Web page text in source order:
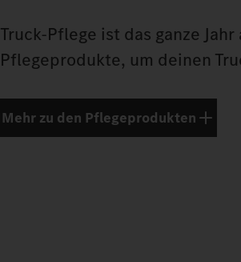
Truck-Pflege ist das ganze
Pflegeprodukte, um deinen
Mehr zu den Pflegeprodukten